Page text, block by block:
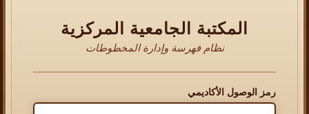
المكتبة الجامعية المركزية
نظام فهرسة وإدارة المخطوطات
رمز الوصول الأكاديمي